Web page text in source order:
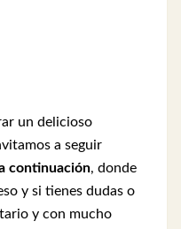
un delicioso
a seguir
continuación, donde
y si tienes dudas o
y con mucho